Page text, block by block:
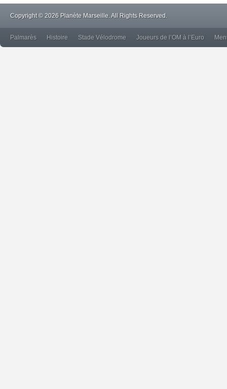
Copyright © 2026 Planète Marseille. All Rights Reserved.
Palmarès Histoire Stade Vélodrome Joueurs de l’OM à l’Euro